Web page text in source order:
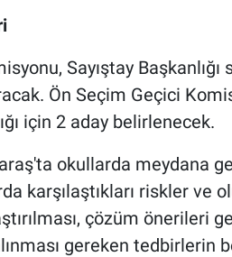
Sayıştay
Ön Seçim Geçici
için 2 aday belirlenecek.
okullarda meydana
karşılaştıkları riskler ve
çözüm önerileri
gereken tedbirlerin